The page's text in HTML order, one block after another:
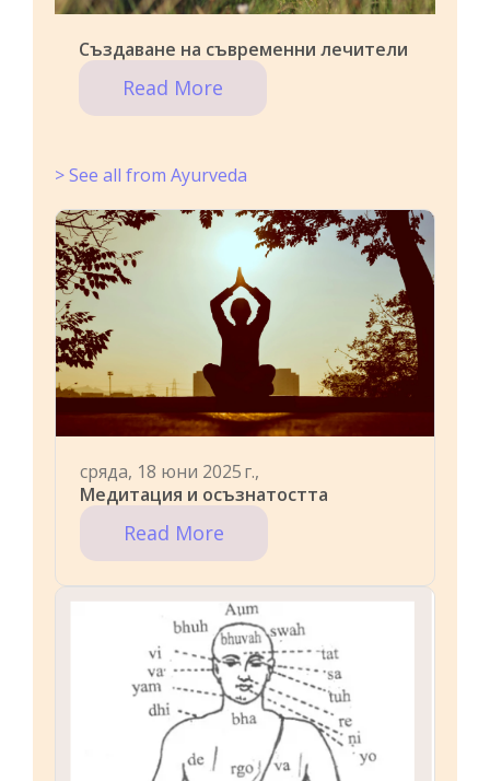
Създаване на съвременни лечители
Read More
> See all from Ayurveda
сряда, 18 юни 2025 г.,
Медитация и осъзнатостта
Read More